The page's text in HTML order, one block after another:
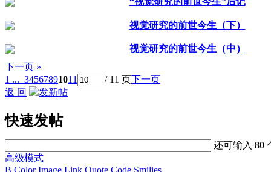
视觉研究的前世今生（下）
视觉研究的前世今生（中）
下一页 »
1 ... 34567891011 / 11 页下一页
返 回
快速发帖
还可输入80
高级模式
B Color Image Link Quote Code Smilies